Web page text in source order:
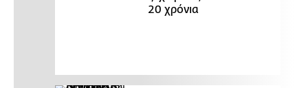
20 χρόνια